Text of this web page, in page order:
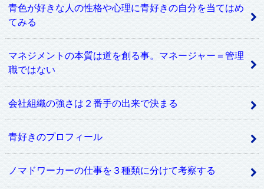
青色が好きな人の性格や心理に青好きの自分を当てはめ
てみる
マネジメントの本質は道を創る事。マネージャー＝管理
職ではない
会社組織の強さは２番手の出来で決まる
青好きのプロフィール
ノマドワーカーの仕事を３種類に分けて考察する